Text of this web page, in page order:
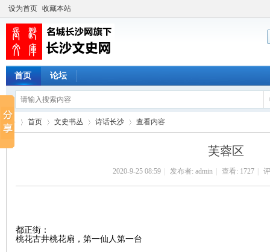
设为首页 收藏本站
首页 论坛
首页 文史书丛 诗话长沙
›
查看内容
芙蓉区
2020-9-25 08:59 发布者: admin 查看: 1727
都正街：
桃花古井桃花扇，第一仙人第一台